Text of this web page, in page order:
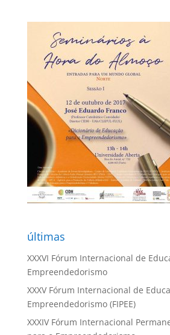
últimas
XXXVI Fórum Internacional de
Empreendedorismo
XXXV Fórum Internacional de
Empreendedorismo (FIPEE)
XXXIV Fórum Internacional